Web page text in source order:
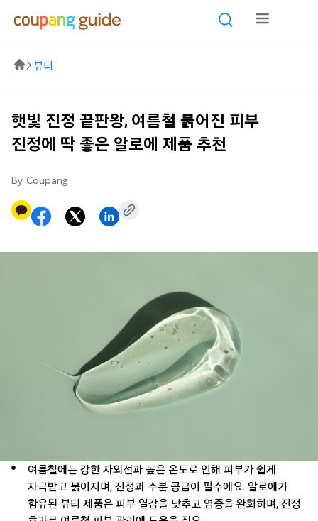
뷰티
햇빛 진정 끝판왕, 여름철 붉어진 피부
진정에 딱 좋은 알로에 제품 추천
By Coupang
여름철에는 강한 자외선과 높은 온도로 인해 피부가 쉽게
자극받고 붉어지며, 진정과 수분 공급이 필수에요. 알로에가
함유된 뷰티 제품은 피부 열감을 낮추고 염증을 완화하며, 진정